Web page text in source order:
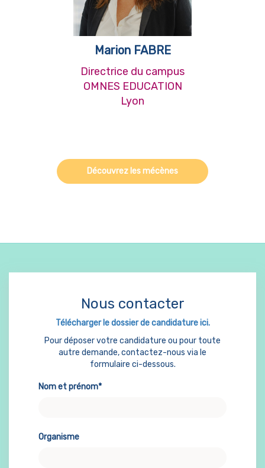
Marion FABRE
Directrice du campus
OMNES EDUCATION
Lyon
Découvrez les mécènes
Nous contacter
Télécharger le dossier de candidature ici.
Pour déposer votre candidature ou pour toute
autre demande, contactez-nous via le
formulaire ci-dessous.
Nom et prénom*
Organisme